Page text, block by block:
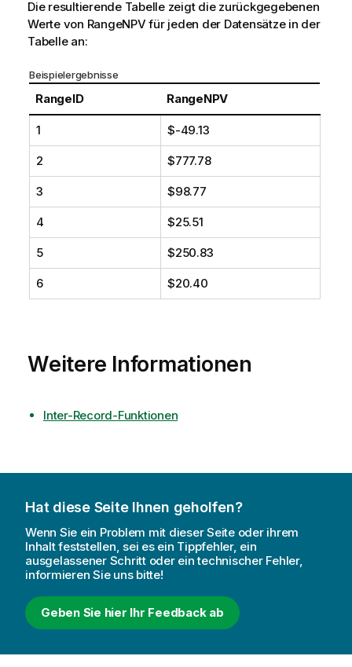
Die resultierende Tabelle zeigt die zurückgegebenen
Werte von RangeNPVfür jeden der Datensätze in der
Tabelle an:
Beispielergebnisse
RangeID RangeNPV
1 $-49.13
2 $777.78
3 $98.77
4 $25.51
5 $250.83
6 $20.40
Weitere Informationen
Inter-Record-Funktionen
Hat diese Seite Ihnen geholfen?
Wenn Sie ein Problem mit dieser Seite oder ihrem
Inhalt feststellen, sei es ein Tippfehler, ein
ausgelassener Schritt oder ein technischer Fehler,
informieren Sie uns bitte!
Geben Sie hier Ihr Feedback ab